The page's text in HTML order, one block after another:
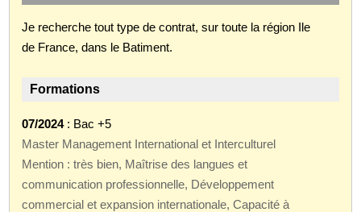
Je recherche tout type de contrat, sur toute la région Ile
de France, dans le Batiment.
Formations
07/2024: Bac +5
Master Management International et Interculturel
Mention : très bien, Maîtrise des langues et
communication professionnelle, Développement
commercial et expansion internationale, Capacité à